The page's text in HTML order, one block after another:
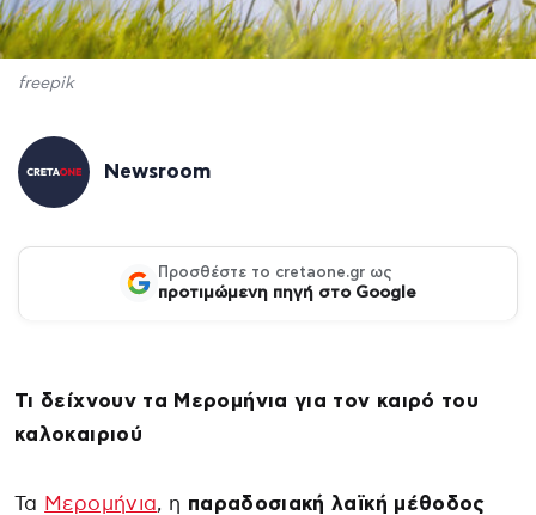
freepik
Newsroom
Προσθέστε το cretaone.gr ως
προτιμώμενη πηγή στο Google
Τι δείχνουν τα Μερομήνια για τον καιρό του
καλοκαιριού
Τα Μερομήνια, η παραδοσιακή λαϊκή μέθοδος